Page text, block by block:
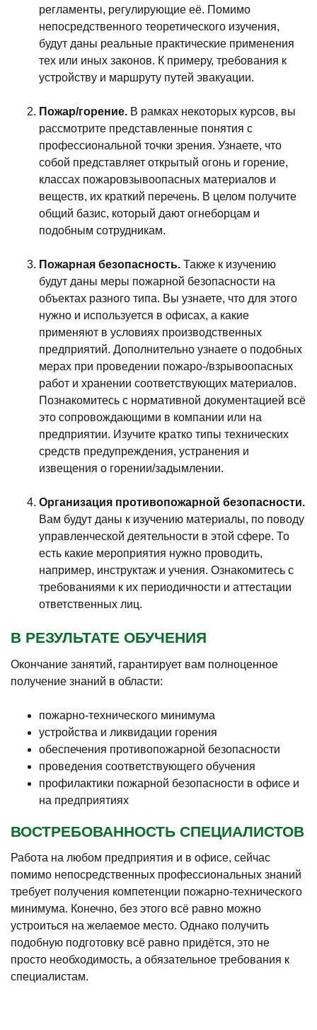
регламенты, регулирующие её. Помимо
непосредственного теоретического изучения,
будут даны реальные практические применения
тех или иных законов. К примеру, требования к
устройству и маршруту путей эвакуации.
Пожар/горение. В рамках некоторых курсов, вы
рассмотрите представленные понятия с
профессиональной точки зрения. Узнаете, что
собой представляет открытый огонь и горение,
классах пожаровзывоопасных материалов и
веществ, их краткий перечень. В целом получите
общий базис, который дают огнеборцам и
подобным сотрудникам.
Пожарная безопасность. Также к изучению
будут даны меры пожарной безопасности на
объектах разного типа. Вы узнаете, что для этого
нужно и используется в офисах, а какие
применяют в условиях производственных
предприятий. Дополнительно узнаете о подобных
мерах при проведении пожаро-/взрывоопасных
работ и хранении соответствующих материалов.
Познакомитесь с нормативной документацией всё
это сопровождающими в компании или на
предприятии. Изучите кратко типы технических
средств предупреждения, устранения и
извещения о горении/задымлении.
Организация противопожарной безопасности.
Вам будут даны к изучению материалы, по поводу
управленческой деятельности в этой сфере. То
есть какие мероприятия нужно проводить,
например, инструктаж и учения. Ознакомитесь с
требованиями к их периодичности и аттестации
ответственных лиц.
В РЕЗУЛЬТАТЕ ОБУЧЕНИЯ
Окончание занятий, гарантирует вам полноценное
получение знаний в области:
пожарно-технического минимума
устройства и ликвидации горения
обеспечения противопожарной безопасности
проведения соответствующего обучения
профилактики пожарной безопасности в офисе и
на предприятиях
ВОСТРЕБОВАННОСТЬ СПЕЦИАЛИСТОВ
Работа на любом предприятия и в офисе, сейчас
помимо непосредственных профессиональных знаний
требует получения компетенции пожарно-технического
минимума. Конечно, без этого всё равно можно
устроиться на желаемое место. Однако получить
подобную подготовку всё равно придётся, это не
просто необходимость, а обязательное требования к
специалистам.